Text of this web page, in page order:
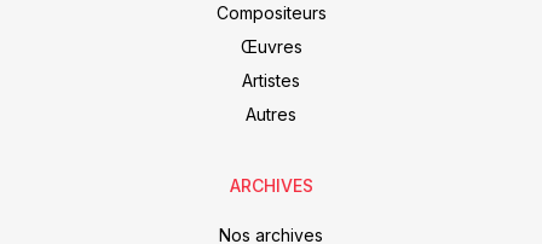
Compositeurs
Œuvres
Artistes
Autres
ARCHIVES
Nos archives